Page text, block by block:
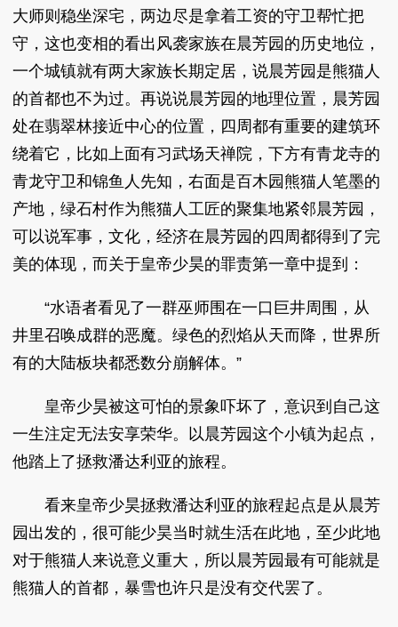
大师则稳坐深宅，两边尽是拿着工资的守卫帮忙把
守，这也变相的看出风袭家族在晨芳园的历史地位，
一个城镇就有两大家族长期定居，说晨芳园是熊猫人
的首都也不为过。再说说晨芳园的地理位置，晨芳园
处在翡翠林接近中心的位置，四周都有重要的建筑环
绕着它，比如上面有习武场天禅院，下方有青龙寺的
青龙守卫和锦鱼人先知，右面是百木园熊猫人笔墨的
产地，绿石村作为熊猫人工匠的聚集地紧邻晨芳园，
可以说军事，文化，经济在晨芳园的四周都得到了完
美的体现，而关于皇帝少昊的罪责第一章中提到：
“水语者看见了一群巫师围在一口巨井周围，从
井里召唤成群的恶魔。绿色的烈焰从天而降，世界所
有的大陆板块都悉数分崩解体。”
皇帝少昊被这可怕的景象吓坏了，意识到自己这
一生注定无法安享荣华。以晨芳园这个小镇为起点，
他踏上了拯救潘达利亚的旅程。
看来皇帝少昊拯救潘达利亚的旅程起点是从晨芳
园出发的，很可能少昊当时就生活在此地，至少此地
对于熊猫人来说意义重大，所以晨芳园最有可能就是
熊猫人的首都，暴雪也许只是没有交代罢了。